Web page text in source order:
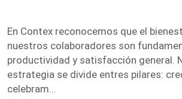
En Contex reconocemos que el
nuestros colaboradores son
productividad y satisfacción general.
estrategia se divide entres pilares:
celebram…